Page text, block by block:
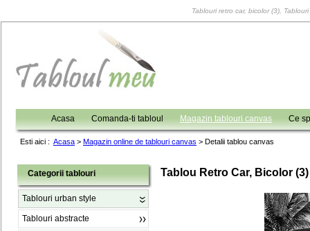
Tablouri retro car, bicolor (3),
Acasa Comanda-ti tabloul Magazin tablouri canvas Ce
Esti aici : Acasa > Magazin online de tablouri canvas > Detalii tablou canvas
Categorii tablouri
Tablouri urban style
Tablouri abstracte
Tablou Retro Car, Bicolor (3)